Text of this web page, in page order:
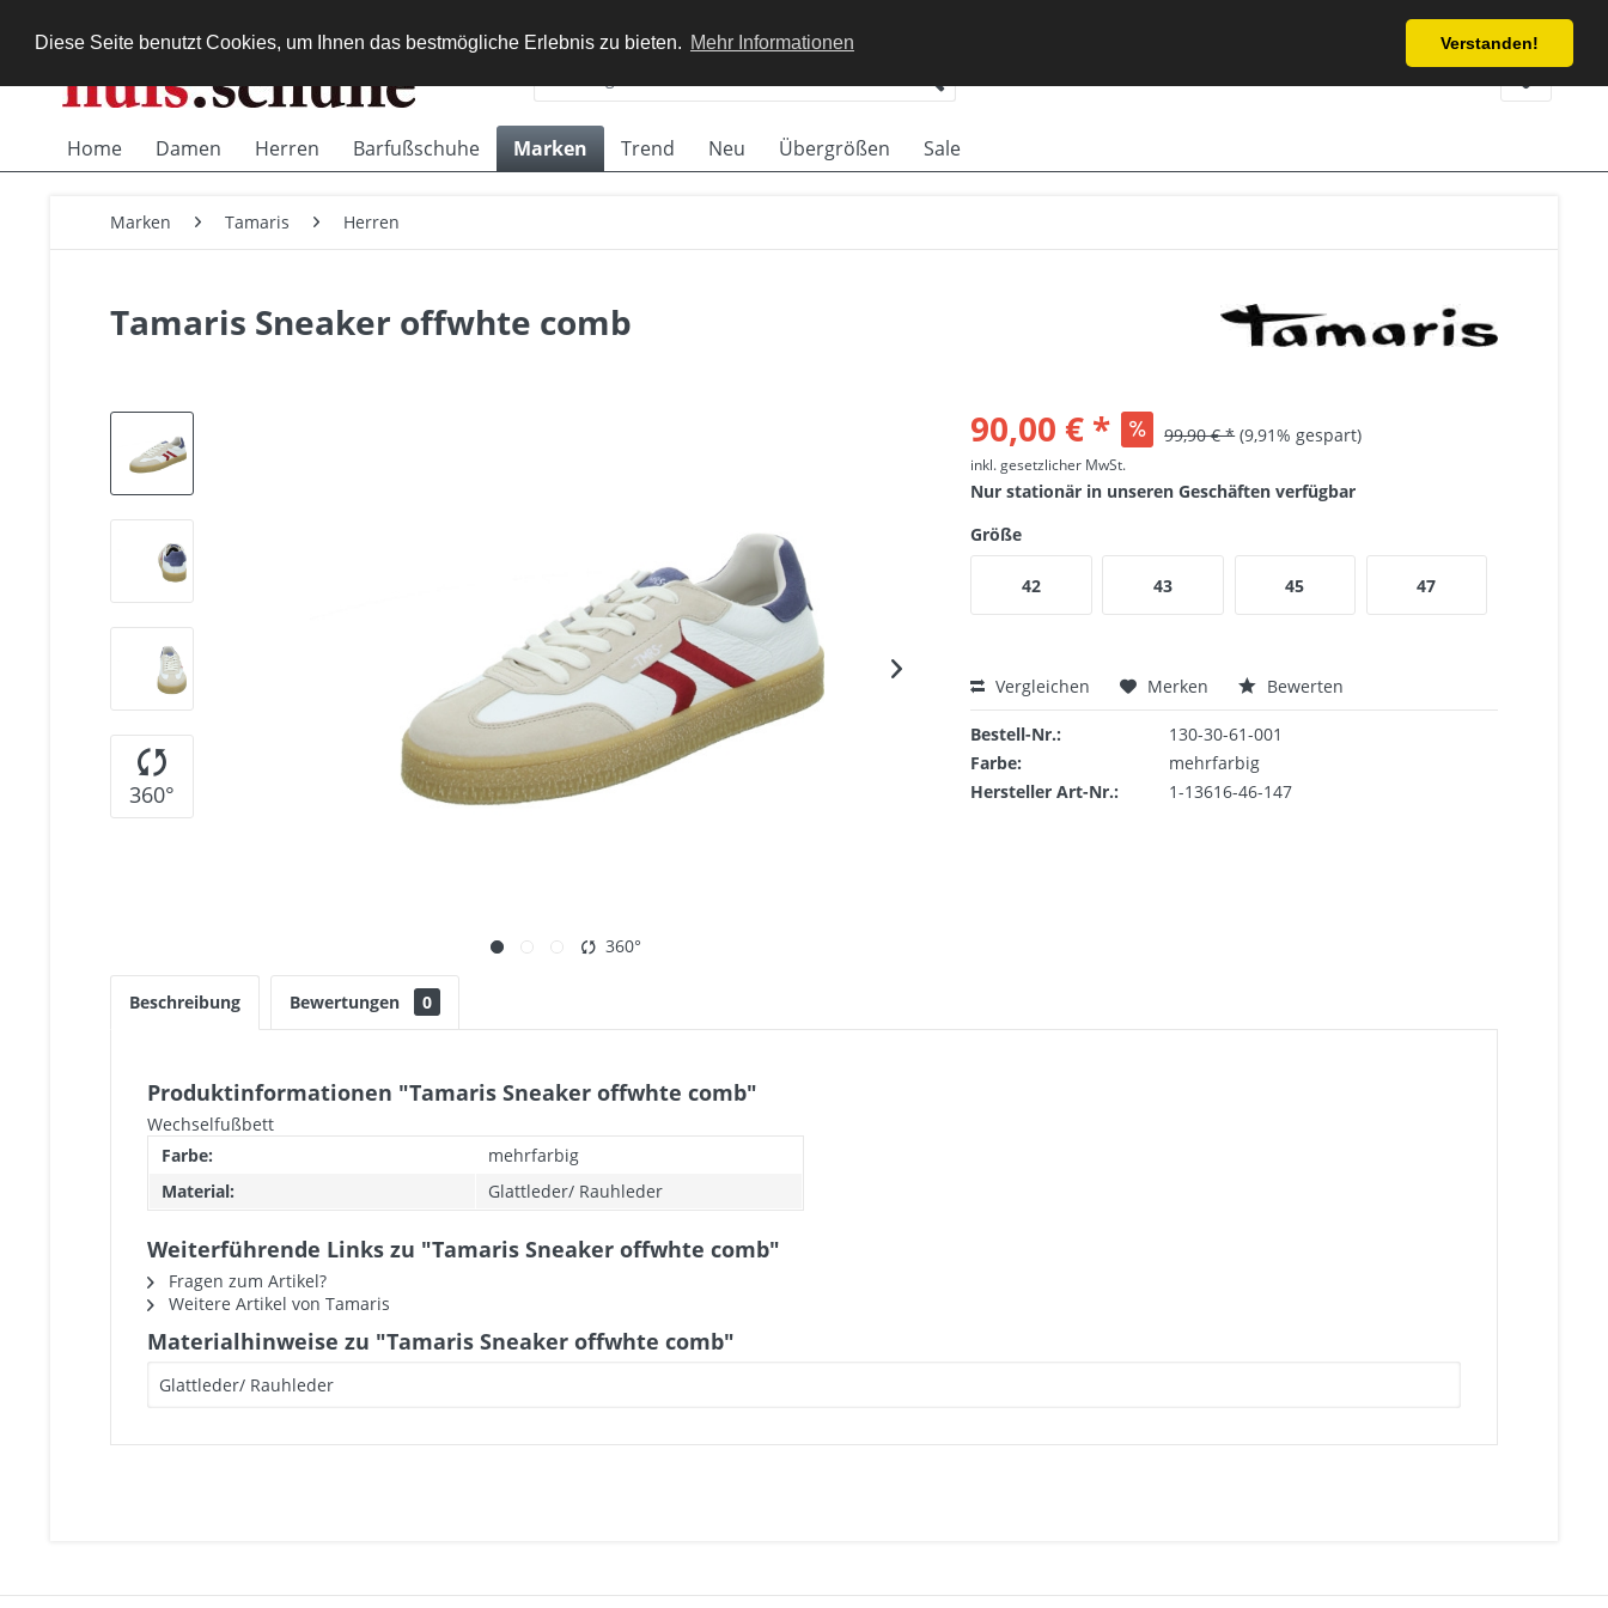
Diese Seite benutzt Cookies, um Ihnen das bestmögliche Erlebnis zu bieten. Mehr Informationen Verstanden!
Service/Hilfe
Home Damen Herren Barfußschuhe Marken Trend Neu Übergrößen Sale
Marken Tamaris Herren
Tamaris Sneaker offwhte comb
360°
360°
90,00 € * 99,90 € * (9,91% gespart)
inkl. gesetzlicher MwSt.
Nur stationär in unseren Geschäften verfügbar
Größe
42 43 45 47
Vergleichen Merken Bewerten
Bestell-Nr.:
130-30-61-001
Farbe:
mehrfarbig
Hersteller Art-Nr.:
1-13616-46-147
Beschreibung Bewertungen 0
Produktinformationen "Tamaris Sneaker offwhte comb"
Wechselfußbett
Farbe:
mehrfarbig
Material:
Glattleder/ Rauhleder
Weiterführende Links zu "Tamaris Sneaker offwhte comb"
Fragen zum Artikel?
Weitere Artikel von Tamaris
Materialhinweise zu "Tamaris Sneaker offwhte comb"
Glattleder/ Rauhleder